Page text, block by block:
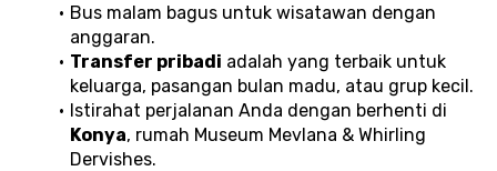
Bus malam bagus untuk wisatawan dengan
anggaran.
Transfer pribadi adalah yang terbaik untuk
keluarga, pasangan bulan madu, atau grup kecil.
Konya, rumah Museum Mevlana & Whirling
Dervishes.